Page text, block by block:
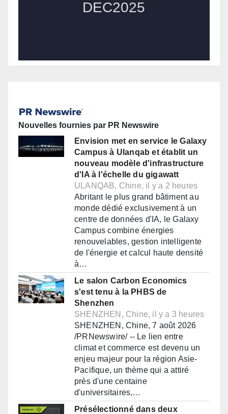
Nouvelles fournies par PR Newswire
Envision met en service le Galaxy
Campus à Ulanqab et établit un
nouveau modèle d'infrastructure
d'IA à l'échelle du gigawatt
ULANQAB, Chine, il y a 2 heures
Abritant le plus grand bâtiment au
monde dédié exclusivement à un
centre de données d'IA, le Galaxy
Campus combine énergies
renouvelables, gestion intelligente
de l'énergie et calcul haute densité
à…
Le salon Carbon Economics
s'est tenu à la PHBS de
Shenzhen
SHENZHEN, Chine, il y a 3 heures
SHENZHEN, Chine, 7 août 2026
/PRNewswire/ -- Le lien entre
climat et commerce est devenu un
enjeu majeur pour la région Asie-
Pacifique, un thème qui a attiré
près d'une centaine
d'universitaires,…
Présélectionné dans deux